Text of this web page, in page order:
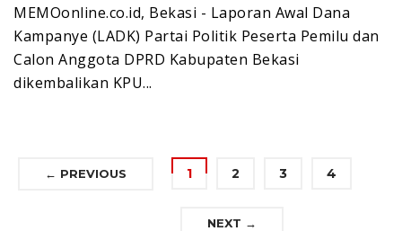
MEMOonline.co.id, Bekasi - Laporan Awal Dana
Kampanye (LADK) Partai Politik Peserta Pemilu dan
Calon Anggota DPRD Kabupaten Bekasi
dikembalikan KPU...
← PREVIOUS 1 2 3 4
NEXT →